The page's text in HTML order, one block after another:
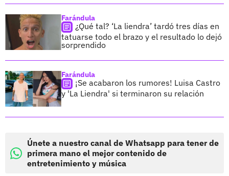
Farándula
¿Qué tal? ‘La liendra’ tardó tres días en
tatuarse todo el brazo y el resultado lo dejó
sorprendido
Farándula
¡Se acabaron los rumores! Luisa Castro
y 'La Liendra' si terminaron su relación
Únete a nuestro canal de Whatsapp para tener de
primera mano el mejor contenido de
entretenimiento y música